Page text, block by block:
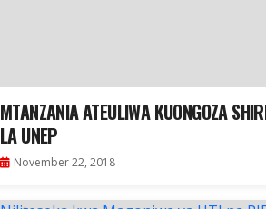
MTANZANIA ATEULIWA KUONGOZA
LA UNEP
November 22, 2018